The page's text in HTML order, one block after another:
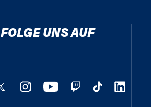
FOLGE UNS AUF